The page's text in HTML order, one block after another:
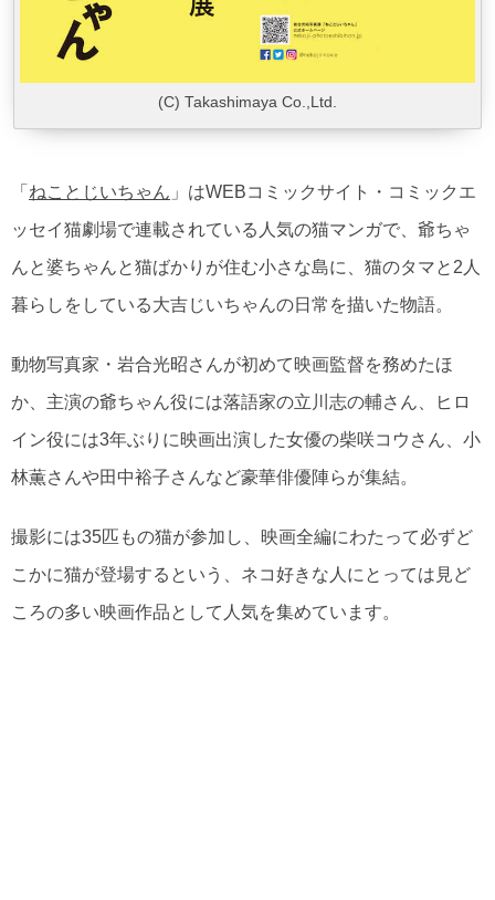
(C) Takashimaya Co.,Ltd.
「 ねことじいちゃん 」はWEBコミックサイト・コミックエ
ッセイ猫劇場で連載されている人気の猫マンガで、爺ちゃ
んと婆ちゃんと猫ばかりが住む小さな島に、猫のタマと2人
暮らしをしている大吉じいちゃんの日常を描いた物語。
動物写真家・岩合光昭さんが初めて映画監督を務めたほ
か、主演の爺ちゃん役には落語家の立川志の輔さん、ヒロ
イン役には3年ぶりに映画出演した女優の柴咲コウさん、小
林薫さんや田中裕子さんなど豪華俳優陣らが集結。
撮影には35匹もの猫が参加し、映画全編にわたって必ずど
こかに猫が登場するという、ネコ好きな人にとっては見ど
ころの多い映画作品として人気を集めています。